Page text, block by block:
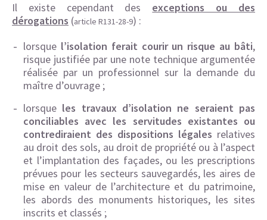
Il existe cependant des
exceptions ou des
dérogations (article R131-28-9) :
lorsque l’isolation ferait courir un risque au bâti,
risque justifiée par une note technique argumentée
réalisée par un professionnel sur la demande du
maître d’ouvrage ;
lorsque les travaux d’isolation ne seraient pas
conciliables avec les servitudes existantes ou
contrediraient des dispositions légales relatives
au droit des sols, au droit de propriété ou à l’aspect
et l’implantation des façades, ou les prescriptions
prévues pour les secteurs sauvegardés, les aires de
mise en valeur de l’architecture et du patrimoine,
les abords des monuments historiques, les sites
inscrits et classés ;